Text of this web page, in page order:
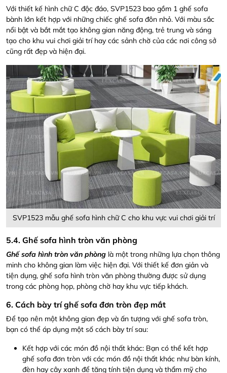
Với thiết kế hình chữ C độc đáo, SVP1523 bao gồm 1 ghế sofa
bành lớn kết hợp với những chiếc ghế sofa đôn nhỏ. Với màu sắc
nổi bật và bắt mắt tạo không gian năng động, trẻ trung và sáng
tạo cho khu vui chơi giải trí hay các sảnh chờ của các nơi công sở
cũng rất đẹp và hiện đại.
SVP1523 mẫu ghế sofa hình chữ C cho khu vực vui chơi giải trí
5.4. Ghế sofa hình tròn văn phòng
Ghế sofa hình tròn văn phòng là một trong những lựa chọn thông
minh cho không gian làm việc hiện đại. Với thiết kế đơn giản và
tiện dụng, ghế sofa hình tròn văn phòng thường được sử dụng
trong các phòng họp, phòng chờ hay khu vực tiếp khách.
6. Cách bày trí ghế sofa đơn tròn đẹp mắt
Để tạo nên một không gian đẹp và ấn tượng với ghế sofa tròn,
bạn có thể áp dụng một số cách bày trí sau:
Kết hợp với các món đồ nội thất khác: Bạn có thể kết hợp
ghế sofa đơn tròn với các món đồ nội thất khác như bàn kính,
đèn hay cây xanh để tăng tính tiện dụng và thẩm mỹ cho